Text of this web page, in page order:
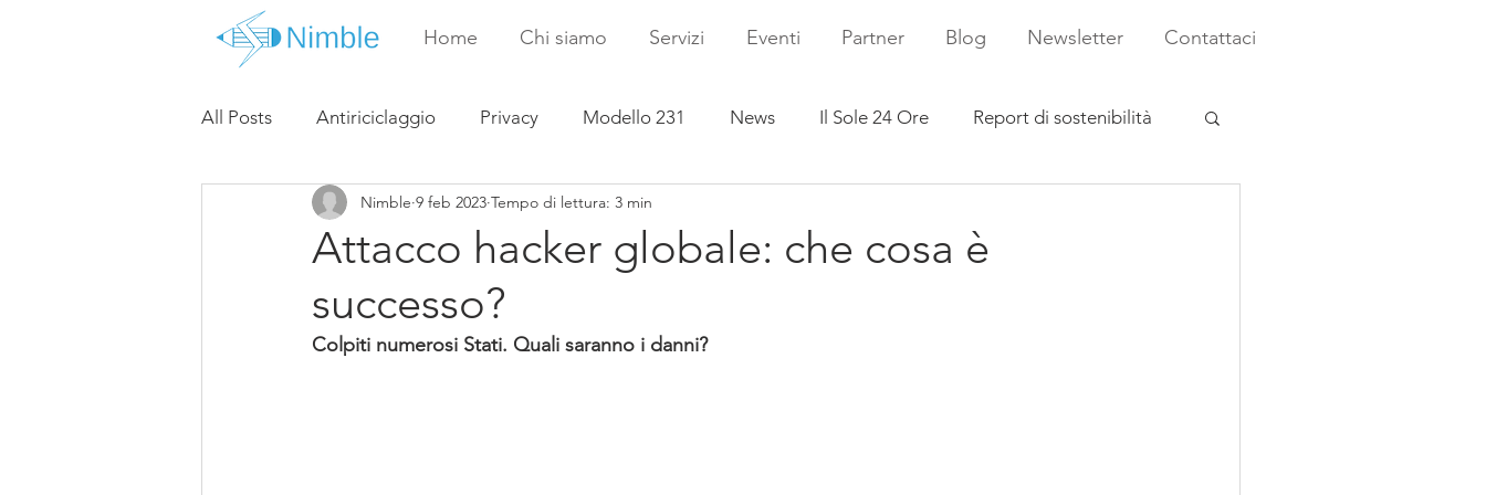
Home Chi siamo Servizi Eventi Partner Blog Newsletter Contattaci
All Posts Antiriciclaggio Privacy Modello 231 News Il Sole 24 Ore Report di sostenibilità
Attacco hacker globale: che cosa è
successo?
Nimble 9 feb 2023 Tempo di lettura: 3 min
Colpiti numerosi Stati. Quali saranno i danni?